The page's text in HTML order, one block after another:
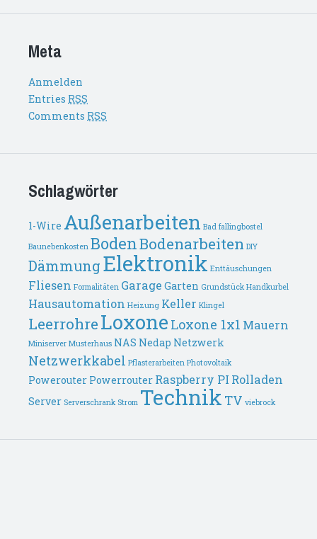
Meta
Anmelden
Entries RSS
Comments RSS
Schlagwörter
1-Wire Außenarbeiten Bad fallingbostel
Baunebenkosten BodenBodenarbeiten DIY
DämmungElektronik Enttäuschungen
Fliesen Formalitäten Garage Garten Grundstück Handkurbel
Hausautomation Heizung Keller Klingel
LeerrohreLoxone Loxone 1x1 Mauern
Miniserver Musterhaus NAS Nedap Netzwerk
Netzwerkkabel Pflasterarbeiten Photovoltaik
Powerouter Powerrouter Raspberry PI Rolladen
Server Serverschrank Strom Technik TV viebrock